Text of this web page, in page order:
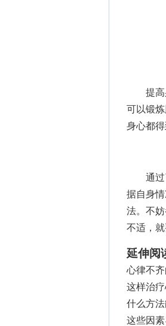
提高身
可以锻
身心都
通过了
据自身
法。不
不适，就
延伸阅
心律不
这样治
什么方
这些因